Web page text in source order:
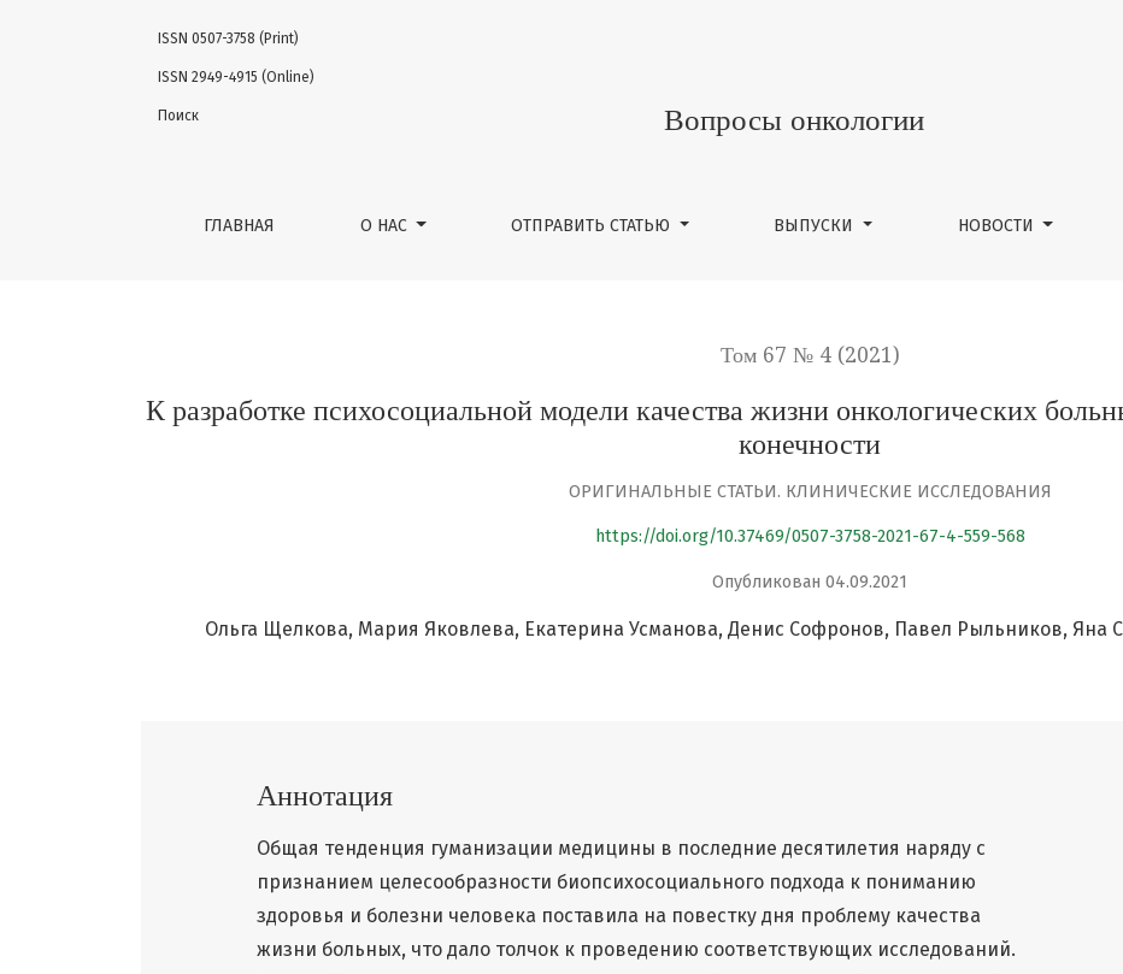
К разработке психосоциальной модели качества жизни онкологических больных после ампутации
Вопросы онкологии
ГЛАВНАЯ О НАС ОТПРАВИТЬ СТАТЬЮ ВЫПУСКИ НОВОСТИ
ISSN 0507-3758 (Print)
ISSN 2949-4915 (Online)
Поиск
Том 67 № 4 (2021)
К разработке психосоциальной модели качества жизни онкологических
конечности
ОРИГИНАЛЬНЫЕ СТАТЬИ. КЛИНИЧЕСКИЕ ИССЛЕДОВАНИЯ
https://doi.org/10.37469/0507-3758-2021-67-4-559-568
Опубликован 04.09.2021
Ольга Щелкова Мария Яковлева Екатерина Усманова Денис Софронов Павел Рыльников Яна
Аннотация
Общая тенденция гуманизации медицины в последние десятилетия наряду с
признанием целесообразности биопсихосоциального подхода к пониманию
здоровья и болезни человека поставила на повестку дня проблему качества
жизни больных, что дало толчок к проведению соответствующих исследований.